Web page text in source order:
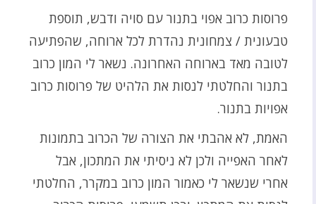
פרוסות כרוב אפוי בתנור עם סויה ודבש, תוספת
טבעונית / צמחונית נהדרת לכל ארוחה, שהפתיעה
לטובה מאד בארוחה האחרונה. נשאר לי המון כרוב
בתנור והחלטתי לנסות את הלהיט של פרוסות כרוב
אפויות בתנור.
האמת, לא אהבתי את הצורה של הכרוב בתמונות
לאחר האפייה ולכן לא ניסיתי את המתכון, אבל
אחרי שנשאר לי כאמור המון כרוב במקרר, החלטתי